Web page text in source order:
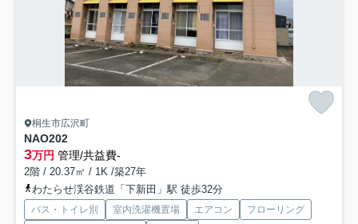
桐生市広沢町
NAO202
3万円 管理/共益費-
2階 / 20.37㎡ / 1K /築27年
わたらせ渓谷鉄道「下新田」駅 徒歩32分
バス・トイレ別 室内洗濯機置場 エアコン
フローリング